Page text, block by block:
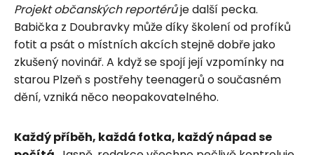
Projekt občanských reportérůje další pecka.
Babička z Doubravky může díky školení od profíků
fotit a psát o místních akcích stejně dobře jako
zkušený novinář. A když se spojí její vzpomínky na
starou Plzeň s postřehy teenagerů o současném
dění, vzniká něco neopakovatelného.
Každý příběh, každá fotka, každý nápad se